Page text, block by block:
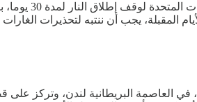
ترامب، يضغط على
يجب أن ننتبه لتحذيرات الغارات
في العاصمة البريطانية لندن، وتركز